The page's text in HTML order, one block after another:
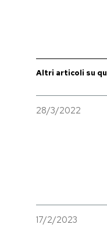
Altri articoli su
28/3/2022
17/2/2023